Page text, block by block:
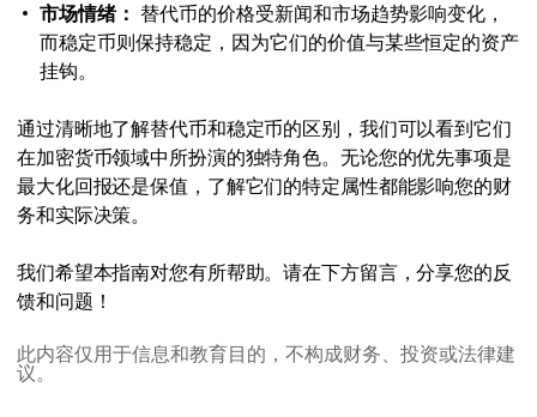
市场情绪： 替代币的价格受新闻和市场趋势影响变化，
而稳定币则保持稳定，因为它们的价值与某些恒定的资产
挂钩。
通过清晰地了解替代币和稳定币的区别，我们可以看到它们
在加密货币领域中所扮演的独特角色。无论您的优先事项是
最大化回报还是保值，了解它们的特定属性都能影响您的财
务和实际决策。
我们希望本指南对您有所帮助。请在下方留言，分享您的反
馈和问题！
此内容仅用于信息和教育目的，不构成财务、投资或法律建
议。